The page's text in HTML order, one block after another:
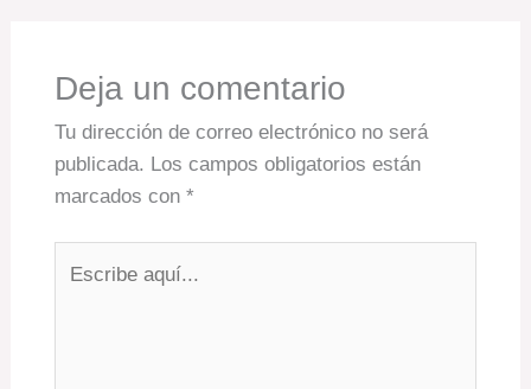
Deja un comentario
Tu dirección de correo electrónico no será
publicada. Los campos obligatorios están
marcados con *
aquí...